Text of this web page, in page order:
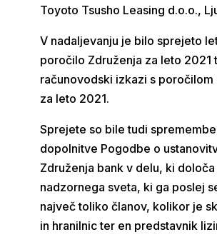
Toyoto Tsusho Leasing d.o.o.,
V nadaljevanju je bilo sprejeto
poročilo Združenja za leto 2021
računovodski izkazi s poročilom
za leto 2021.
Sprejete so bile tudi
dopolnitve Pogodbe o
Združenja bank v delu, ki
nadzornega sveta, ki ga poslej
največ toliko članov, kolikor je
in hranilnic ter en predstavnik